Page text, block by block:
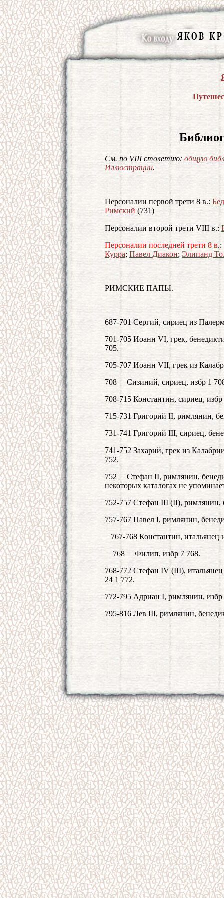
См. по VIII столетию: общую
Иллюстрации.
Персоналии первой трети 8 в.:
Римский (731)
Персоналии второй трети VIII в.:
Персоналии последней трети 8 в.:
Курра; Павел Диакон; Элипанд
РИМСКИЕ ПАПЫ.
687-701 Сергий, сириец из
701-705 Иоанн VI, грек,
705.
705-707 Иоанн VII, грек из
708 Сизиний, сириец, избр 1
708-715 Константин, сириец,
715-731 Григорий II, римлянин,
731-741 Григорий III, сириец,
741-752 Захарий, грек из
752.
752 Стефан II, римлянин,
некоторых каталогах не
752-757 Стефан III (II),
757-767 Павел I, римлянин,
767-768 Константин,
768 Филип, избр 7 768.
768-772 Стефан IV (III),
24 1 772.
772-795 Адриан I, римлянин,
795-816 Лев III, римлянин,